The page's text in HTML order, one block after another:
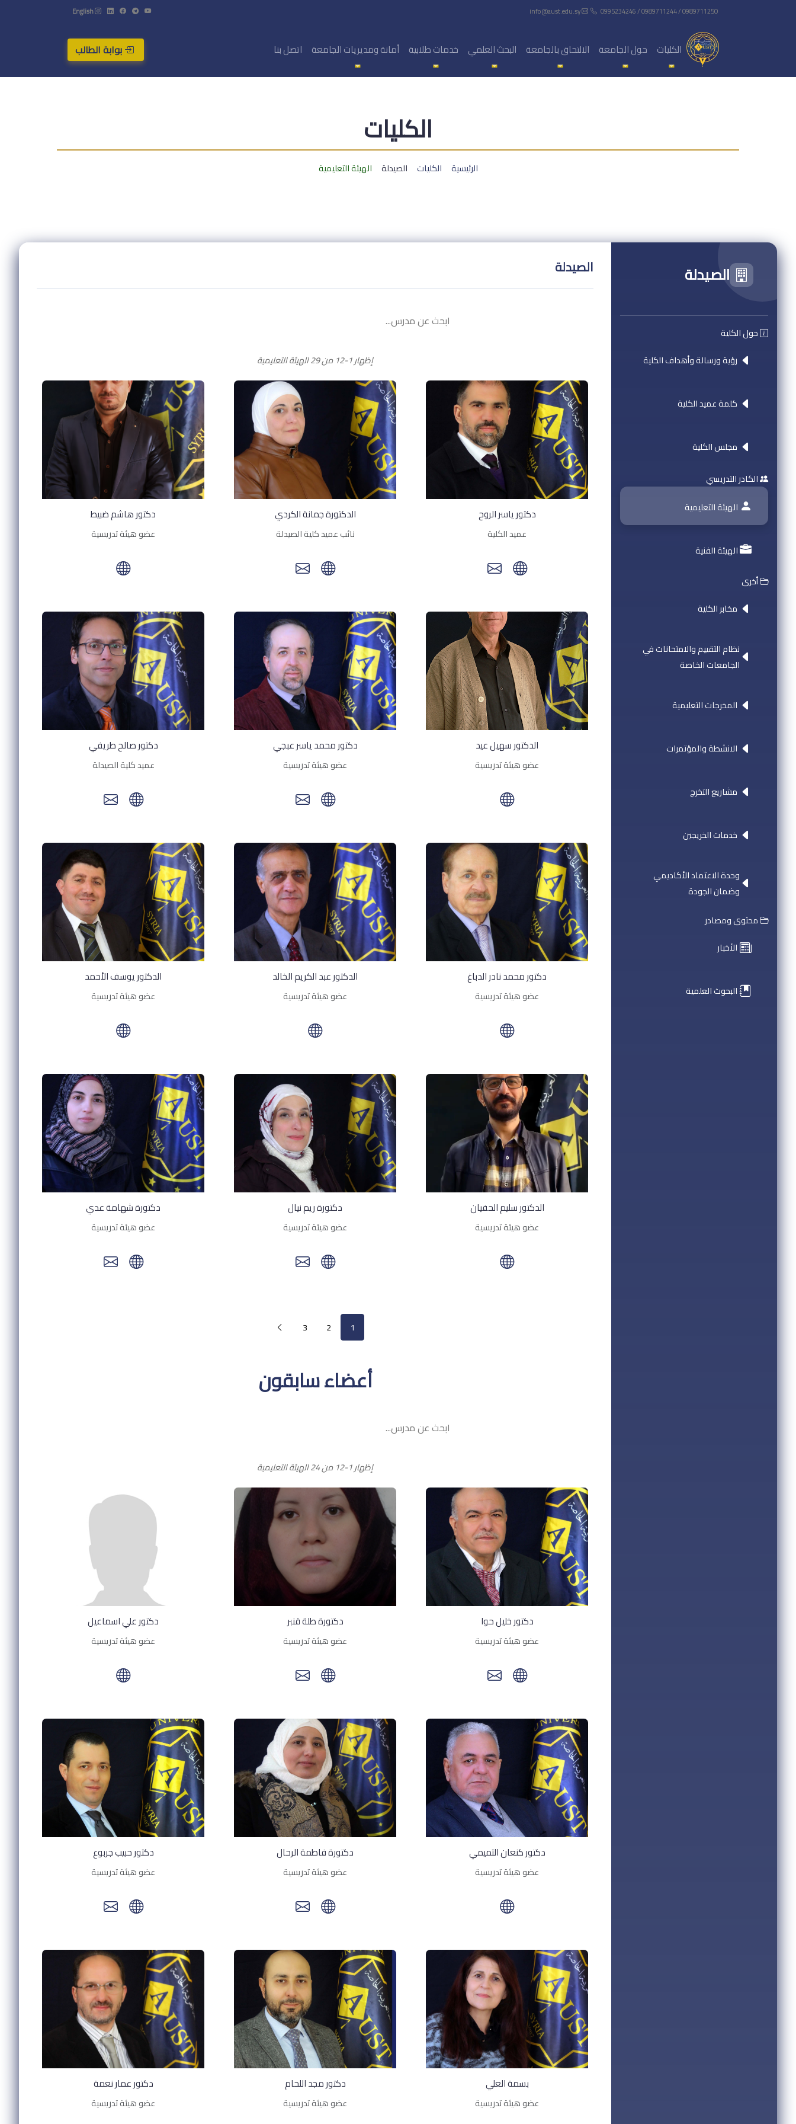
0995234246 / 0989711244 / 0989711250
English
الكليات حول الجامعة الالتحاق بالجامعة البحث العلمي خدمات طلابية أمانة ومديريات الجامعة اتصل بنا بوابة الطالب
الكليات
الرئيسية الكليات الصيدلة الهيئة التعليمية
الصيدلة
حول الكلية
رؤية ورسالة وأهداف الكلية
كلمة عميد الكلية
مجلس الكلية
الكادر التدريسي
الهيئة التعليمية
الهيئة الفنية
أخرى
مخابر الكلية
نظام التقييم والامتحانات في
الجامعات الخاصة
المخرجات التعليمية
الانشطة والمؤتمرات
مشاريع التخرج
خدمات الخريجين
وحدة الاعتماد الأكاديمي
وضمان الجودة
محتوى ومصادر
الأخبار
البحوث العلمية
الصيدلة
إظهار 1-12 من 29 الهيئة التعليمية
دكتور ياسر الروح
عميد الكلية
الدكتورة جمانة الكردي
نائب عميد كلية الصيدلة
دكتور هاشم ضبيط
عضو هيئة تدريسية
الدكتور سهيل عيد
عضو هيئة تدريسية
دكتور محمد ياسر عبجي
عضو هيئة تدريسية
دكتور صالح طريفي
عميد كلية الصيدلة
دكتور محمد نادر الدباغ
عضو هيئة تدريسية
الدكتور عبد الكريم الخالد
عضو هيئة تدريسية
الدكتور يوسف الأحمد
عضو هيئة تدريسية
الدكتور سليم الحفيان
عضو هيئة تدريسية
دكتورة ريم نيال
عضو هيئة تدريسية
دكتورة شهامة عدي
عضو هيئة تدريسية
1
2
3
أعضاء سابقون
إظهار 1-12 من 24 الهيئة التعليمية
دكتور خليل حوا
عضو هيئة تدريسية
دكتورة طلة قنبر
عضو هيئة تدريسية
دكتور علي اسماعيل
عضو هيئة تدريسية
دكتور كنعان التميمي
عضو هيئة تدريسية
دكتورة فاطمة الرحال
عضو هيئة تدريسية
دكتور حبيب جربوع
عضو هيئة تدريسية
بسمة العلي
عضو هيئة تدريسية
دكتور مجد اللحام
عضو هيئة تدريسية
دكتور عمار نعمة
عضو هيئة تدريسية